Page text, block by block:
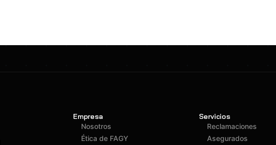
Empresa
Nosotros
Ética de FAGY
Servicios
Reclamaciones
Asegurados